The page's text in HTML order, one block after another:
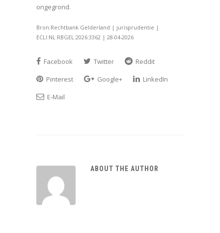
ongegrond.
Bron:Rechtbank Gelderland | jurisprudentie |
ECLI:NL:RBGEL:2026:3362 | 28-04-2026
Facebook Twitter
Reddit
Pinterest
Google+
LinkedIn
E-Mail
ABOUT THE AUTHOR